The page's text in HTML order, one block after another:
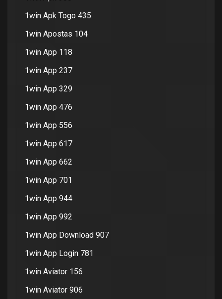
1win Apk Togo 435
1win Apostas 104
1win App 118
1win App 237
1win App 329
1win App 476
1win App 556
1win App 617
1win App 662
1win App 701
1win App 944
1win App 992
1win App Download 907
1win App Login 781
1win Aviator 156
1win Aviator 906